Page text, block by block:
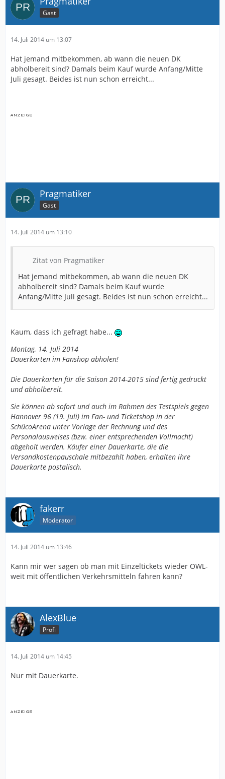
Gast
14. Juli 2014 um 13:07
Hat jemand mitbekommen, ab wann die neuen DK
abholbereit sind? Damals beim Kauf wurde Anfang/Mitte
Juli gesagt. Beides ist nun schon erreicht...
Pragmatiker
Gast
14. Juli 2014 um 13:10
Zitat von Pragmatiker
Hat jemand mitbekommen, ab wann die neuen DK
abholbereit sind? Damals beim Kauf wurde
Anfang/Mitte Juli gesagt. Beides ist nun schon erreicht...
Kaum, dass ich gefragt habe...
Montag, 14. Juli 2014
Dauerkarten im Fanshop abholen!
Die Dauerkarten für die Saison 2014-2015 sind fertig gedruckt
und abholbereit.
Sie können ab sofort und auch im Rahmen des Testspiels gegen
Hannover 96 (19. Juli) im Fan- und Ticketshop in der
SchücoArena unter Vorlage der Rechnung und des
Personalausweises (bzw. einer entsprechenden Vollmacht)
abgeholt werden. Käufer einer Dauerkarte, die die
Versandkostenpauschale mitbezahlt haben, erhalten ihre
Dauerkarte postalisch.
fakerr
Moderator
14. Juli 2014 um 13:46
Kann mir wer sagen ob man mit Einzeltickets wieder OWL-
weit mit öffentlichen Verkehrsmitteln fahren kann?
AlexBlue
Profi
14. Juli 2014 um 14:45
Nur mit Dauerkarte.